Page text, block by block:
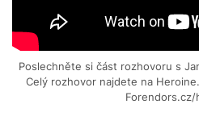
Poslechněte si část rozhovoru s
Celý rozhovor najdete na
Forendors.cz/